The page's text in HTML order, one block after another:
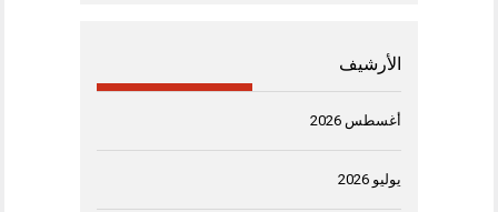
الأرشيف
أغسطس 2026
يوليو 2026